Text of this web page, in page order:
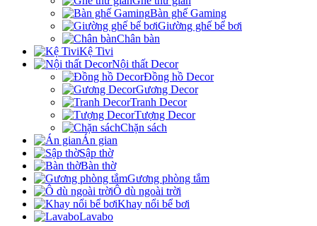
Bàn ghế Gaming
Giường ghế bể bơi
Chân bàn
Kệ Tivi
Nội thất Decor
Đồng hồ Decor
Gương Decor
Tranh Decor
Tượng Decor
Chặn sách
Án gian
Sập thờ
Bàn thờ
Gương phòng tắm
Ô dù ngoài trời
Khay nổi bể bơi
Lavabo